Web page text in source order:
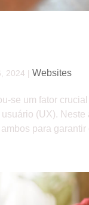
2024 |Websites
se um fator
(UX).
para garantir